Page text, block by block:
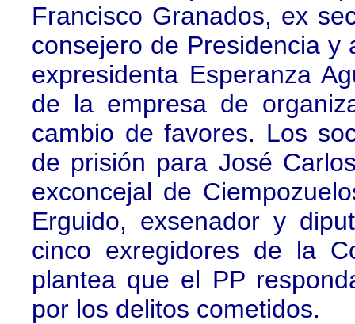
Francisco Granados, ex
consejero de Presidencia y
expresidenta Esperanza
de la empresa de
cambio de favores. Los
de prisión para José
exconcejal de
Erguido, exsenador y
cinco exregidores de la
plantea que el PP
por los delitos cometidos.